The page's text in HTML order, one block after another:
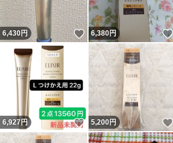
6,430円 いいね！
6,380円
6,927円 いいね！
5,200円